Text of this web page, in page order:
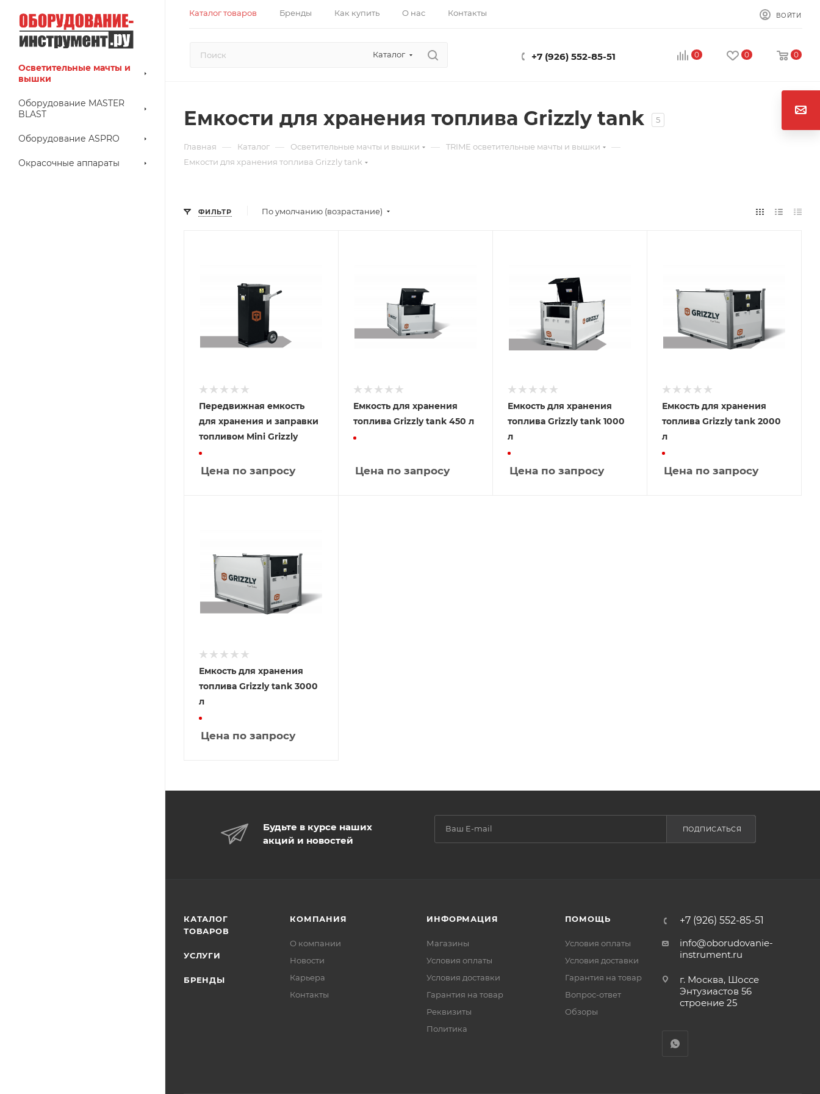
Каталог товаров Бренды Как купить О нас Контакты ВОЙТИ
Каталог +7 (926) 552-85-51 0 0 0
Осветительные мачты и
вышки
Оборудование MASTER
BLAST
Оборудование ASPRO
Окрасочные аппараты
Емкости для хранения топлива Grizzly tank 5
Главная — Каталог — Осветительные мачты и вышки — TRIME осветительные мачты и вышки —
Емкости для хранения топлива Grizzly tank
ФИЛЬТР По умолчанию (возрастание)
Передвижная емкость
для хранения и заправки
топливом Mini Grizzly
Цена по запросу
Емкость для хранения
топлива Grizzly tank 450 л
Цена по запросу
Емкость для хранения
топлива Grizzly tank 1000
л
Цена по запросу
Емкость для хранения
топлива Grizzly tank 2000
л
Цена по запросу
Емкость для хранения
топлива Grizzly tank 3000
л
Цена по запросу
Будьте в курсе наших
акций и новостей
ПОДПИСАТЬСЯ
КАТАЛОГ
ТОВАРОВ
УСЛУГИ
БРЕНДЫ
КОМПАНИЯ
О компании
Новости
Карьера
Контакты
ИНФОРМАЦИЯ
Магазины
Условия оплаты
Условия доставки
Гарантия на товар
Реквизиты
Политика
ПОМОЩЬ
Условия оплаты
Условия доставки
Гарантия на товар
Вопрос-ответ
Обзоры
+7 (926) 552-85-51
info@oborudovanie-
instrument.ru
г. Москва, Шоссе
Энтузиастов 56
строение 25